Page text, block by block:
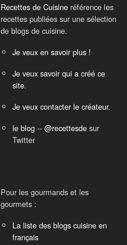
Recettes de Cuisine référence les
recettes publiées sur une sélection
de blogs de cuisine.
Je veux en savoir plus !
Je veux savoir qui a créé ce
site.
Je veux contacter le créateur.
le blog -- @recettesde sur
Twitter
Pour les gourmands et les
gourmets :
La liste des blogs cuisine en
français